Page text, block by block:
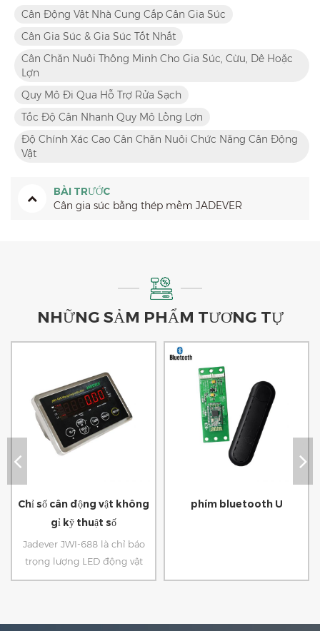
Cân Động Vật Nhà Cung Cấp Cân Gia Súc
Cân Gia Súc & Gia Súc Tốt Nhất
Cân Chăn Nuôi Thông Minh Cho Gia Súc, Cừu, Dê Hoặc
Lợn
Quy Mô Đi Qua Hỗ Trợ Rửa Sạch
Tốc Độ Cân Nhanh Quy Mô Lồng Lợn
Độ Chính Xác Cao Cân Chăn Nuôi Chức Năng Cân Động
Vật
BÀI TRƯỚC
Cân gia súc bằng thép mềm JADEVER
NHỮNG SẢM PHẨM TƯƠNG TỰ
Chỉ số cân động vật không
gỉ kỹ thuật số
Jadever JWI-688 là chỉ báo
trọng lượng LED động vật
nhỏ gọn của chúng tôi với vỏ
phím bluetooth U